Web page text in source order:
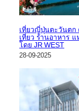
เที่ยวญี่ปุ่นตะวันตก
เที่ยว ร้านอาหาร
โดย JR WEST
28-09-2025